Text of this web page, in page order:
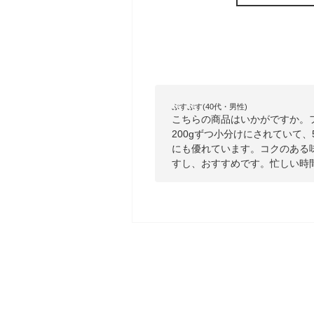
ぷすぷす(40代・男性)
こちらの商品はいかがですか
200gずつ小分けにされていて
にも優れています。コクのあ
すし、おすすめです。忙しい時